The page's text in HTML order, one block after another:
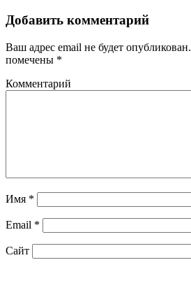
Добавить комментарий
Ваш адрес email не будет опубликован.
помечены *
Комментарий
Имя *
Email *
Сайт